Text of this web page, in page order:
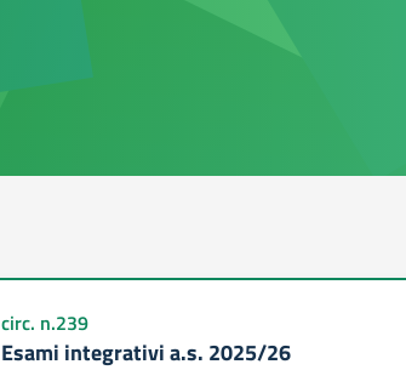
circ. n.239
Esami integrativi a.s. 2025/26